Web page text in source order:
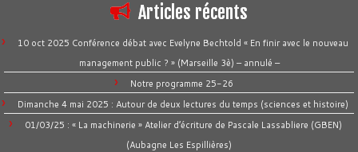
Articles récents
10 oct 2025 Conférence débat avec Evelyne Bechtold « En finir avec le nouveau
management public ? » (Marseille 3è) – annulé –
Notre programme 25-26
Dimanche 4 mai 2025 : Autour de deux lectures du temps (sciences et histoire)
01/03/25 : « La machinerie » Atelier d’écriture de Pascale Lassabliere (GBEN)
(Aubagne Les Espillières)